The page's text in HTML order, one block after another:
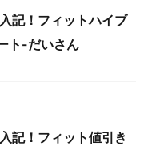
記！フィットハイブ
ト-だいさん
記！フィット値引き